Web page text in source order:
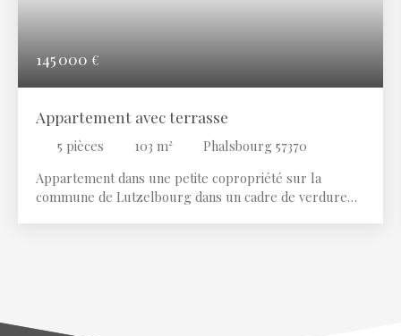
145 000 €
Appartement avec terrasse
5 pièces 103 m²
Phalsbourg 57370
Appartement dans une petite copropriété sur la
commune de Lutzelbourg dans un cadre de verdure